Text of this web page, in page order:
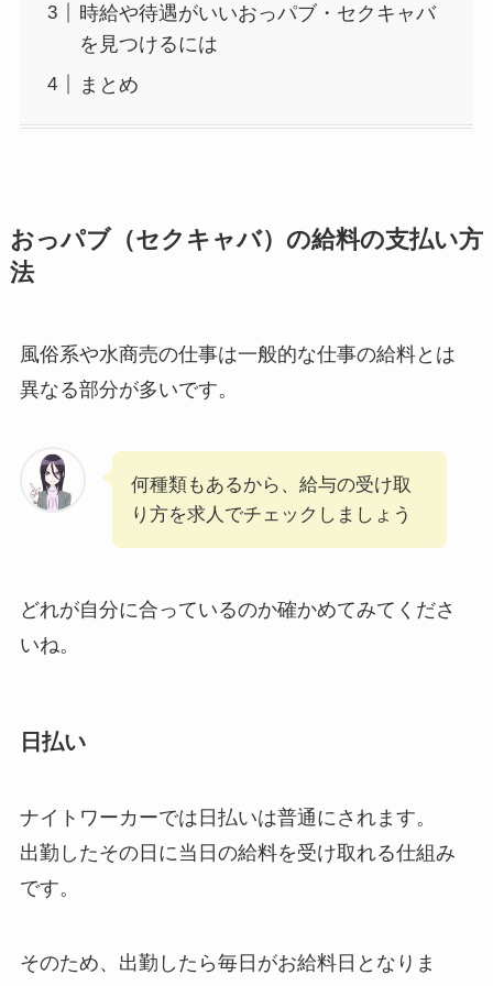
時給や待遇がいいおっパブ・セクキャバ
を見つけるには
まとめ
おっパブ（セクキャバ）の給料の支払い方
法
風俗系や水商売の仕事は一般的な仕事の給料とは
異なる部分が多いです。
何種類もあるから、給与の受け取
り方を求人でチェックしましょう
どれが自分に合っているのか確かめてみてくださ
いね。
日払い
ナイトワーカーでは日払いは普通にされます。
出勤したその日に当日の給料を受け取れる仕組み
です。
そのため、出勤したら毎日がお給料日となりま